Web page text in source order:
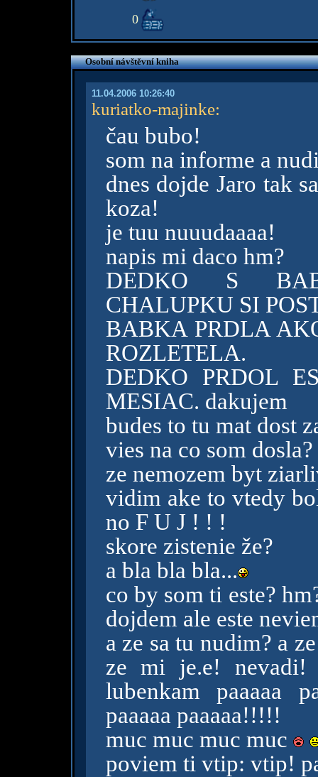
0
Osobní návštěvní kniha
11.04.2006 10:26:40
kuriatko-majinke:
čau bubo!
som na informe a
dnes dojde Jaro tak
koza!
je tuu nuuudaaaa!
napis mi daco hm?
DEDKO S
CHALUPKU SI
BABKA PRDLA
ROZLETELA.
DEDKO PRDOL
MESIAC. dakujem
budes to tu mat dost
vies na co som dosla?
ze nemozem byt
vidim ake to vtedy
no F U J ! ! !
skore zistenie že?
a bla bla bla...
co by som ti este?
dojdem ale este
a ze sa tu nudim? a
ze mi je.e! nevadi!
lubenkam paaaaa
paaaaa paaaaa!!!!!
muc muc muc muc
poviem ti vtip: vtip!